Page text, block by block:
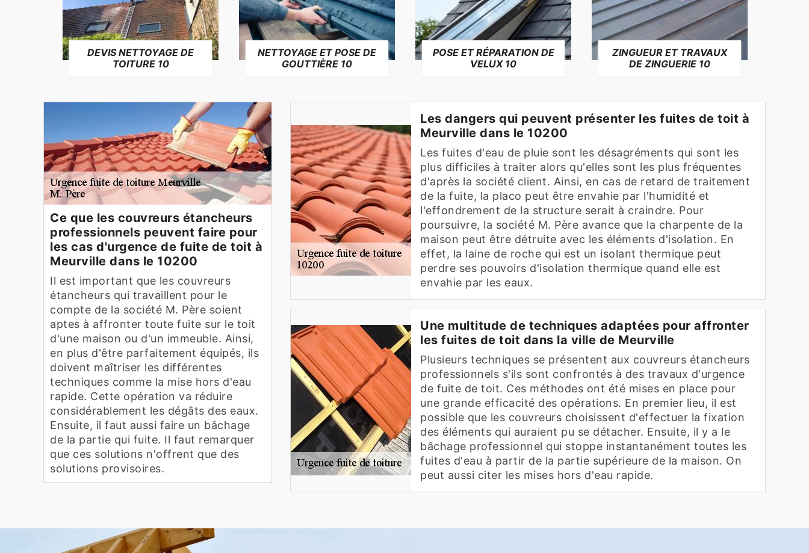
DEVIS NETTOYAGE DE
TOITURE 10
NETTOYAGE ET POSE DE
GOUTTIÈRE 10
POSE ET RÉPARATION DE
VELUX 10
ZINGUEUR ET TRAVAUX
DE ZINGUERIE 10
Ce que les couvreurs étancheurs
professionnels peuvent faire pour
les cas d'urgence de fuite de toit à
Meurville dans le 10200
Il est important que les couvreurs
étancheurs qui travaillent pour le
compte de la société M. Père soient
aptes à affronter toute fuite sur le toit
d'une maison ou d'un immeuble. Ainsi,
en plus d'être parfaitement équipés, ils
doivent maîtriser les différentes
techniques comme la mise hors d'eau
rapide. Cette opération va réduire
considérablement les dégâts des eaux.
Ensuite, il faut aussi faire un bâchage
de la partie qui fuite. Il faut remarquer
que ces solutions n'offrent que des
solutions provisoires.
Les dangers qui peuvent présenter les fuites de toit à
Meurville dans le 10200
Les fuites d'eau de pluie sont les désagréments qui sont les
plus difficiles à traiter alors qu'elles sont les plus fréquentes
d'après la société client. Ainsi, en cas de retard de traitement
de la fuite, la placo peut être envahie par l'humidité et
l'effondrement de la structure serait à craindre. Pour
poursuivre, la société M. Père avance que la charpente de la
maison peut être détruite avec les éléments d'isolation. En
effet, la laine de roche qui est un isolant thermique peut
perdre ses pouvoirs d'isolation thermique quand elle est
envahie par les eaux.
Une multitude de techniques adaptées pour affronter
les fuites de toit dans la ville de Meurville
Plusieurs techniques se présentent aux couvreurs étancheurs
professionnels s'ils sont confrontés à des travaux d'urgence
de fuite de toit. Ces méthodes ont été mises en place pour
une grande efficacité des opérations. En premier lieu, il est
possible que les couvreurs choisissent d'effectuer la fixation
des éléments qui auraient pu se détacher. Ensuite, il y a le
bâchage professionnel qui stoppe instantanément toutes les
fuites d'eau à partir de la partie supérieure de la maison. On
peut aussi citer les mises hors d'eau rapide.